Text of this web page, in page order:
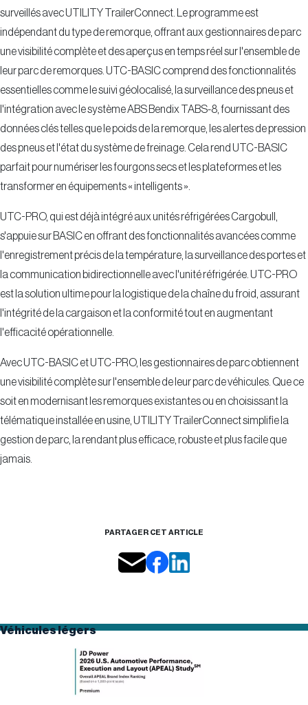
surveillés avec UTILITY TrailerConnect. Le programme est
indépendant du type de remorque, offrant aux gestionnaires de parc
une visibilité complète et des aperçus en temps réel sur l'ensemble de
leur parc de remorques. UTC-BASIC comprend des fonctionnalités
essentielles comme le suivi géolocalisé, la surveillance des pneus et
l'intégration avec le système ABS Bendix TABS-8, fournissant des
données clés telles que le poids de la remorque, les alertes de pression
des pneus et l'état du système de freinage. Cela rend UTC-BASIC
parfait pour numériser les fourgons secs et les plateformes et les
transformer en équipements « intelligents ».
UTC-PRO, qui est déjà intégré aux unités réfrigérées Cargobull,
s'appuie sur BASIC en offrant des fonctionnalités avancées comme
l'enregistrement précis de la température, la surveillance des portes et
la communication bidirectionnelle avec l'unité réfrigérée. UTC-PRO
est la solution ultime pour la logistique de la chaîne du froid, assurant
l'intégrité de la cargaison et la conformité tout en augmentant
l'efficacité opérationnelle.
Avec UTC-BASIC et UTC-PRO, les gestionnaires de parc obtiennent
une visibilité complète sur l'ensemble de leur parc de véhicules. Que ce
soit en modernisant les remorques existantes ou en choisissant la
télématique installée en usine, UTILITY TrailerConnect simplifie la
gestion de parc, la rendant plus efficace, robuste et plus facile que
jamais.
PARTAGER CET ARTICLE
Véhicules légers